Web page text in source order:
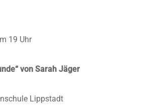
19 Uhr
von Sarah Jäger
Lippstadt